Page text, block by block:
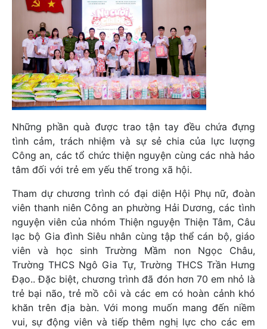
Những phần quà được trao tận tay đều chứa đựng
tình cảm, trách nhiệm và sự sẻ chia của lực lượng
Công an, các tổ chức thiện nguyện cùng các nhà hảo
tâm đối với trẻ em yếu thế trong xã hội.
Tham dự chương trình có đại diện Hội Phụ nữ, đoàn
viên thanh niên Công an phường Hải Dương, các tình
nguyện viên của nhóm Thiện nguyện Thiện Tâm, Câu
lạc bộ Gia đình Siêu nhân cùng tập thể cán bộ, giáo
viên và học sinh Trường Mầm non Ngọc Châu,
Trường THCS Ngô Gia Tự, Trường THCS Trần Hưng
Đạo.. Đặc biệt, chương trình đã đón hơn 70 em nhỏ là
trẻ bại não, trẻ mồ côi và các em có hoàn cảnh khó
khăn trên địa bàn. Với mong muốn mang đến niềm
vui, sự động viên và tiếp thêm nghị lực cho các em